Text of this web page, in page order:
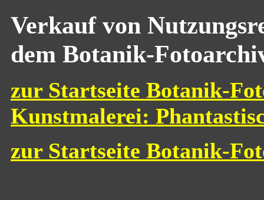
Verkauf von
dem Botanik-
zur Startseite Botanik-
Kunstmalerei:
zur Startseite Botanik-